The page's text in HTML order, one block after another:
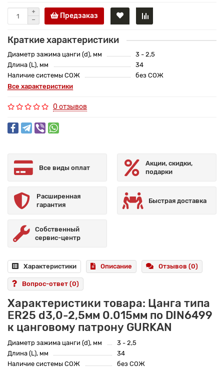
Предзаказ
Краткие характеристики
Диаметр зажима цанги (d), мм
3 - 2,5
Длина (L), мм
34
Наличие системы СОЖ
без СОЖ
Все характеристики
0 отзывов
Все виды оплат
Акции, скидки,
подарки
Расширенная
гарантия
Быстрая доставка
Собственный
сервис-центр
Характеристики Описание Отзывов (0)
Вопрос-ответ (0)
Характеристики товара: Цанга типа
ER25 d3,0-2,5мм 0.015мм по DIN6499
к цанговому патрону GURKAN
Диаметр зажима цанги (d), мм
3 - 2,5
Длина (L), мм
34
Наличие системы СОЖ
без СОЖ